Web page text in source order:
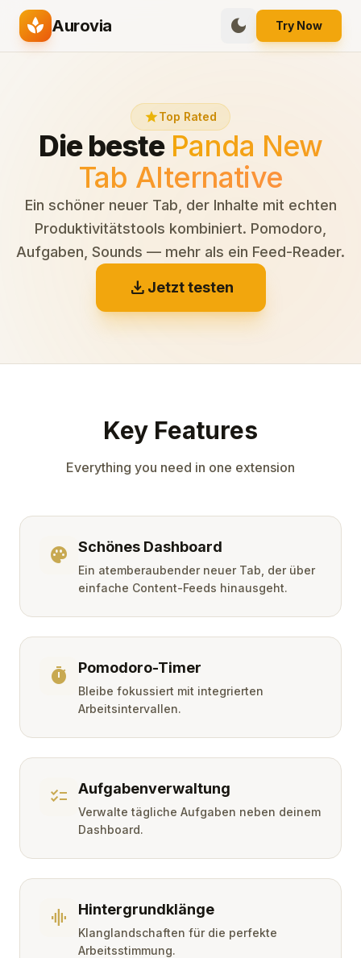
spa Aurovia dark_mode Try Now
starTop Rated
Die beste Panda New
Tab Alternative
Ein schöner neuer Tab, der Inhalte mit echten
Produktivitätstools kombiniert. Pomodoro,
Aufgaben, Sounds — mehr als ein Feed-Reader.
download Jetzt testen
Key Features
Everything you need in one extension
palette Schönes Dashboard
Ein atemberaubender neuer Tab, der über
einfache Content-Feeds hinausgeht.
timer Pomodoro-Timer
Bleibe fokussiert mit integrierten
Arbeitsintervallen.
checklist Aufgabenverwaltung
Verwalte tägliche Aufgaben neben deinem
Dashboard.
graphic_eq Hintergrundklänge
Klanglandschaften für die perfekte
Arbeitsstimmung.